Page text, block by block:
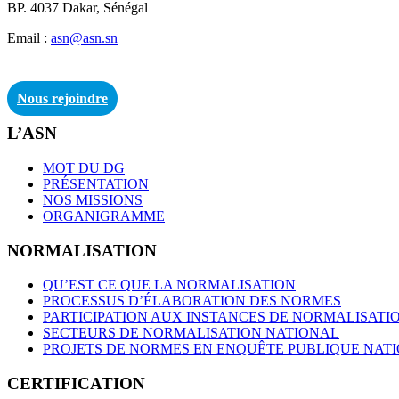
BP. 4037 Dakar, Sénégal
Email : asn@asn.sn
Nous rejoindre
L’ASN
MOT DU DG
PRÉSENTATION
NOS MISSIONS
ORGANIGRAMME
NORMALISATION
QU’EST CE QUE LA NORMALISATION
PROCESSUS D’ÉLABORATION DES NORMES
PARTICIPATION AUX INSTANCES DE
SECTEURS DE NORMALISATION NATIONAL
PROJETS DE NORMES EN ENQUÊTE PUBLIQUE
CERTIFICATION